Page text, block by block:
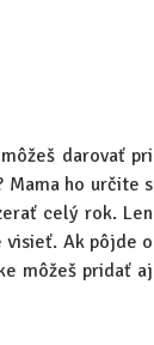
darovať pri
Mama ho určite s
celý rok. Len
visieť. Ak pôjde o
môžeš pridať aj